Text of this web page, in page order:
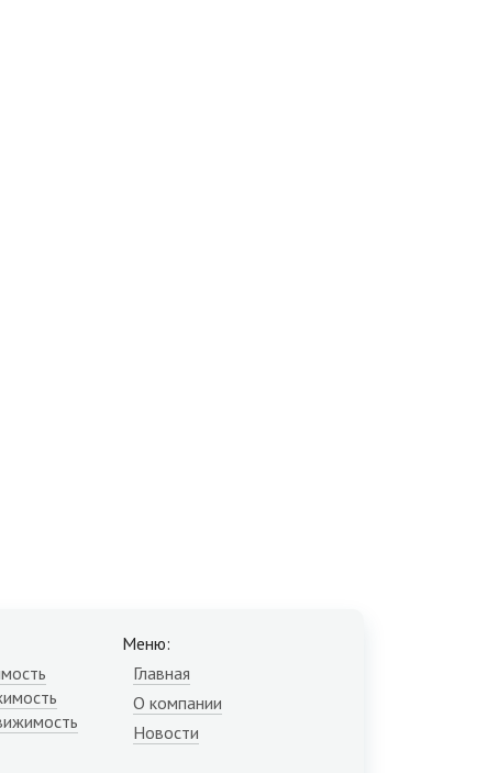
Меню:
Главная
О компании
Новости